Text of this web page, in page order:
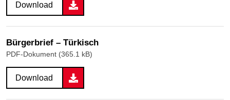
Download
Bürgerbrief – Türkisch
PDF-Dokument (365.1 kB)
Download